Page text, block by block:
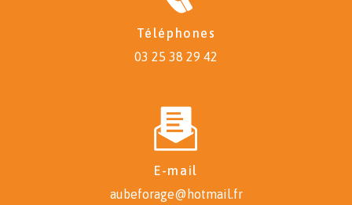
Téléphones
03 25 38 29 42
E-mail
aubeforage@hotmail.fr